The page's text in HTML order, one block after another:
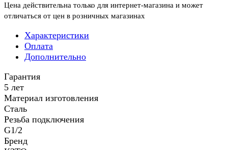
Цена действительна только для интернет-магазина и может
отличаться от цен в розничных магазинах
Характеристики
Оплата
Дополнительно
Гарантия
5 лет
Материал изготовления
Сталь
Резьба подключения
G1/2
Бренд